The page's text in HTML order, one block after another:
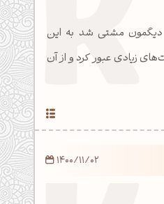
دیگمون مشتی شد به این
زیادی عبور کرد و از آن
1400/11/02